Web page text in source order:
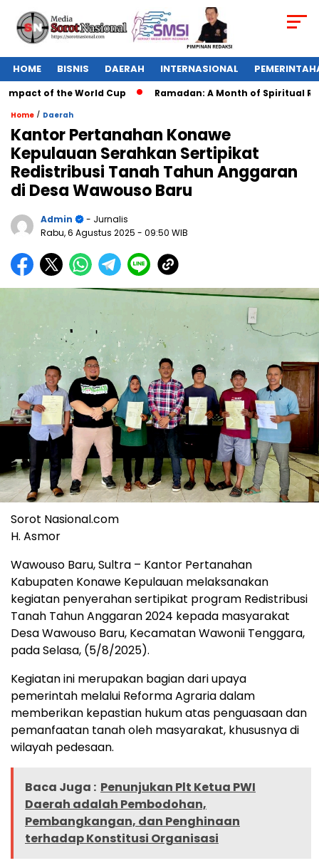
HOME BISNIS DAERAH INTERNASIONAL
of the World Cup Ramadan: A Month of Spiritual
Home / Daerah
Kantor Pertanahan Konawe
Kepulauan Serahkan Sertipikat
Redistribusi Tanah Tahun Anggaran
di Desa Wawouso Baru
Admin
- Jurnalis
Rabu, 6 Agustus 2025 - 09:50 WIB
Sorot Nasional.com
H. Asmor
Wawouso Baru, Sultra – Kantor Pertanahan
Kabupaten Konawe Kepulauan melaksanakan
kegiatan penyerahan sertipikat program Redistribusi
Tanah Tahun Anggaran 2024 kepada masyarakat
Desa Wawouso Baru, Kecamatan Wawonii Tenggara,
pada Selasa, (5/8/2025).
Kegiatan ini merupakan bagian dari upaya
pemerintah melalui Reforma Agraria dalam
memberikan kepastian hukum atas penguasaan dan
pemanfaatan tanah oleh masyarakat, khususnya di
wilayah pedesaan.
Baca Juga : Penunjukan Plt Ketua PWI
Daerah adalah Pembodohan,
Pembangkangan, dan Penghinaan
terhadap Konstitusi Organisasi